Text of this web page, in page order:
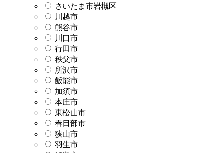
さいたま市岩槻区
川越市
熊谷市
川口市
行田市
秩父市
所沢市
飯能市
加須市
本庄市
東松山市
春日部市
狭山市
羽生市